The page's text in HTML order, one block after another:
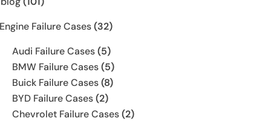
Engine Failure Cases(32)
Audi Failure Cases(5)
BMW Failure Cases(5)
Buick Failure Cases(8)
BYD Failure Cases(2)
Chevrolet Failure Cases(2)